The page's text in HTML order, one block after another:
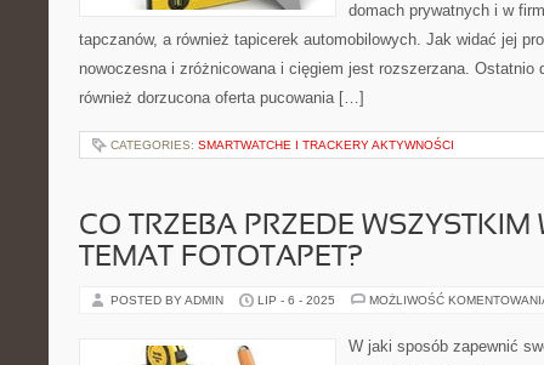
domach prywatnych i w
tapczanów, a również tapicerek automobilowych. Jak widać jej
nowoczesna i zróżnicowana i cięgiem jest rozszerzana. Ostatnio
również dorzucona oferta pucowania […]
CATEGORIES: SMARTWATCHE I TRACKERY AKTYWNOŚCI
CO TRZEBA PRZEDE WSZYSTKIM
TEMAT FOTOTAPET?
POSTED BY ADMIN LIP - 6 - 2025 MOŻLIWOŚĆ
W jaki sposób zapewnić